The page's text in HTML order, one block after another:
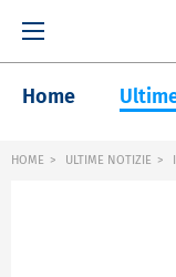
Home
HOME ULTIME NOTIZIE